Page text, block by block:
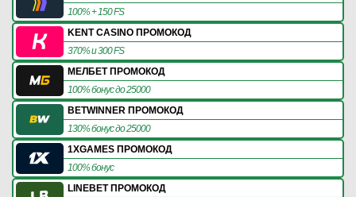
100% + 150 FS
KENT CASINO ПРОМОКОД
370% и 300 FS
МЕЛБЕТ ПРОМОКОД
100% бонус до 25000
BETWINNER ПРОМОКОД
130% бонус до 25000
1XGAMES ПРОМОКОД
100% бонус
LINEBET ПРОМОКОД